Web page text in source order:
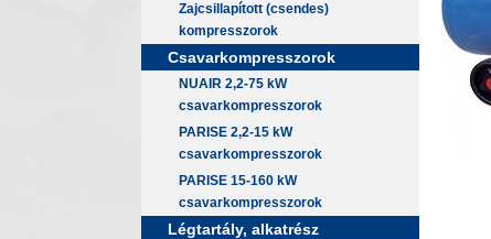
Zajcsillapított (csendes)
kompresszorok
Csavarkompresszorok
NUAIR 2,2-75 kW
csavarkompresszorok
PARISE 2,2-15 kW
csavarkompresszorok
PARISE 15-160 kW
csavarkompresszorok
Légtartály, alkatrész